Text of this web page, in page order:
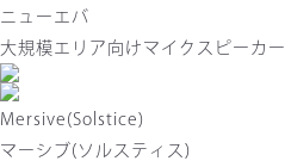
ニューエバ
大規模エリア向けマイクスピーカー
Mersive(Solstice)
マーシブ(ソルスティス)